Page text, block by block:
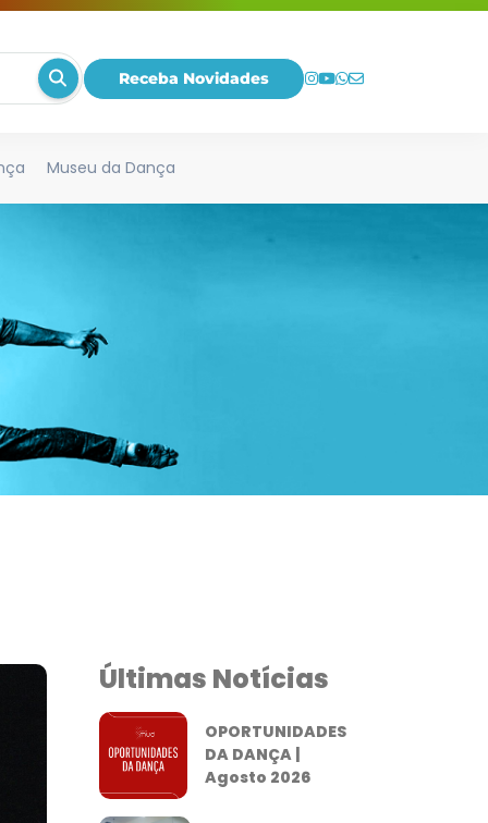
Receba Novidades
Museu da Dança
Últimas Notícias
OPORTUNIDADES
DA DANÇA |
Agosto 2026